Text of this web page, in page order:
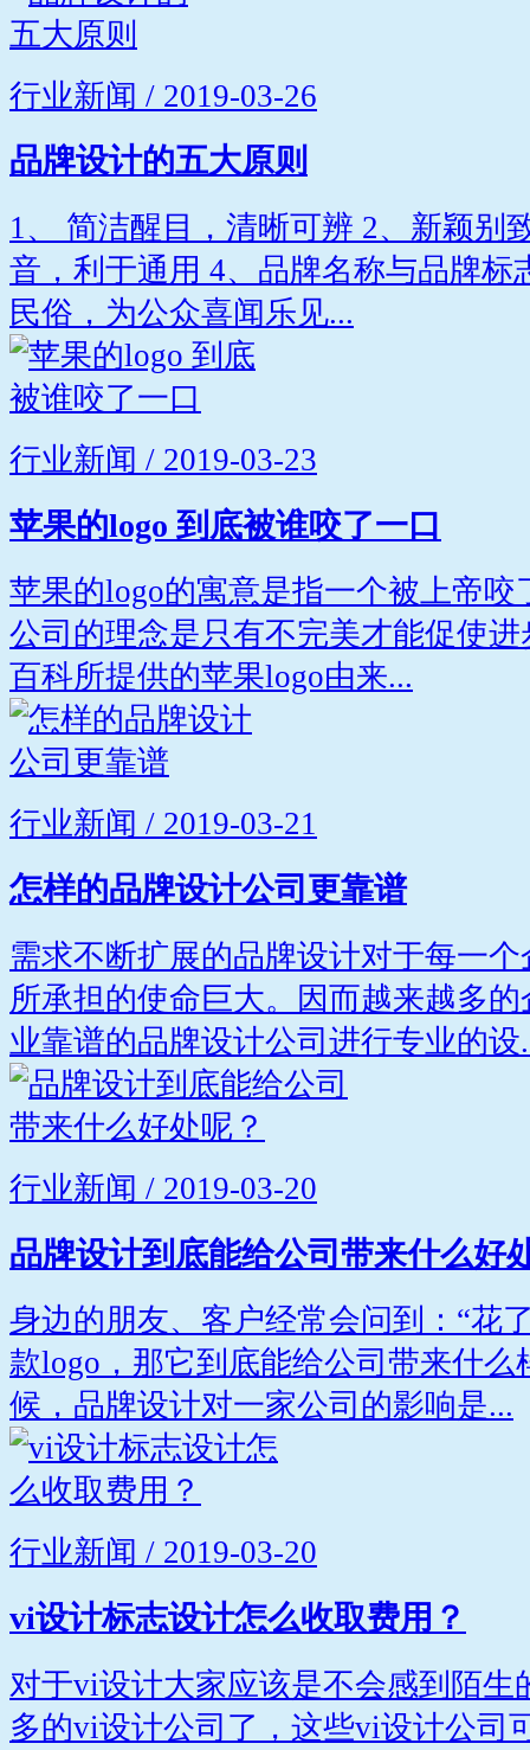
行业新闻 / 2019-03-26
品牌设计的五大原则
1、 简洁醒目，清晰可辨 2、新颖别
音，利于通用 4、品牌名称与品牌标
民俗，为公众喜闻乐见...
行业新闻 / 2019-03-23
苹果的logo 到底被谁咬了一口
苹果的logo的寓意是指一个被上帝
公司的理念是只有不完美才能促使
百科所提供的苹果logo由来...
行业新闻 / 2019-03-21
怎样的品牌设计公司更靠谱
需求不断扩展的品牌设计对于每一
所承担的使命巨大。因而越来越多
业靠谱的品牌设计公司进行专业的设
行业新闻 / 2019-03-20
品牌设计到底能给公司带来什么好
身边的朋友、客户经常会问到：“花
款logo，那它到底能给公司带来什么
候，品牌设计对一家公司的影响是...
行业新闻 / 2019-03-20
vi设计标志设计怎么收取费用？
对于vi设计大家应该是不会感到陌生
多的vi设计公司了，这些vi设计公司